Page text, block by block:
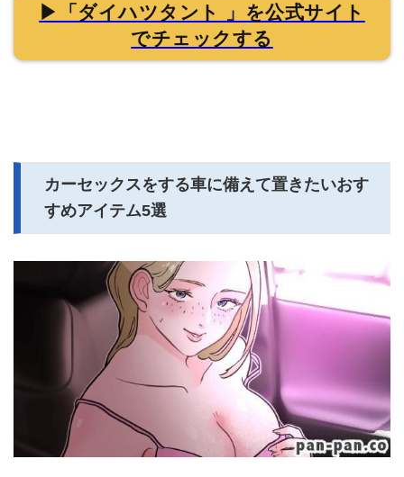
▶「ダイハツタント 」を公式サイト
でチェックする
カーセックスをする車に備えて置きたいおす
すめアイテム5選